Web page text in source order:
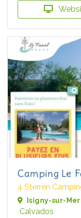
Camping Le
4 Sterren
Isigny-sur-Mer
Calvados